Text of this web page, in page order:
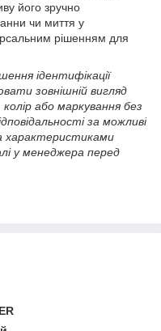
його зручно
чи миття у
рішенням для
ідентифікації
зовнішній вигляд
або маркування без
за можливі
характеристиками
у менеджера перед